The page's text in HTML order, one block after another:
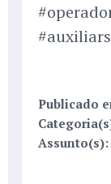
Publicado
Assunto(s):